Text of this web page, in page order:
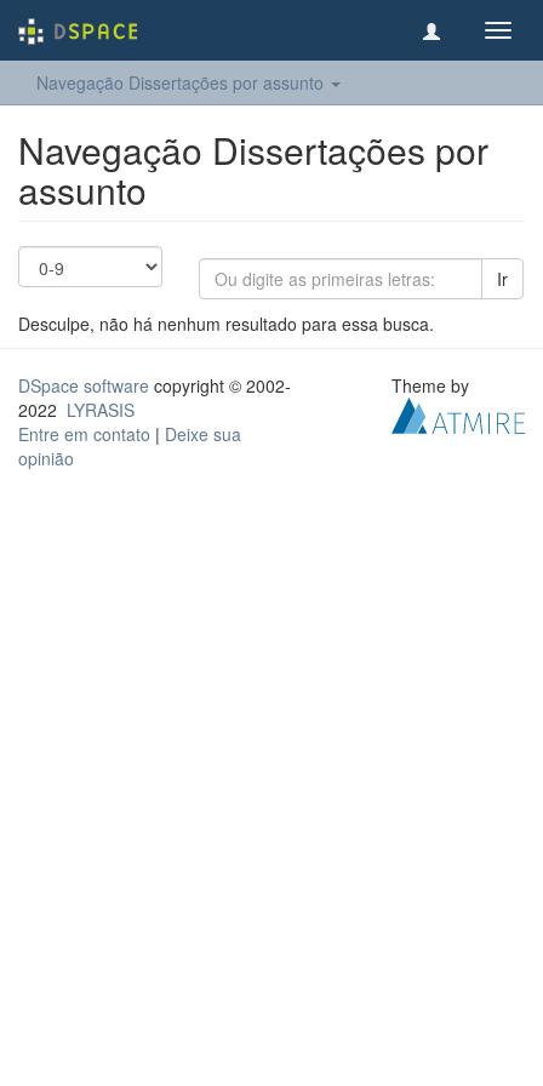
Navegação Dissertações por assunto
Navegação Dissertações por
assunto
Ir
Desculpe, não há nenhum resultado para essa busca.
DSpace software copyright © 2002-
2022 LYRASIS
Entre em contato | Deixe sua
opinião
Theme by